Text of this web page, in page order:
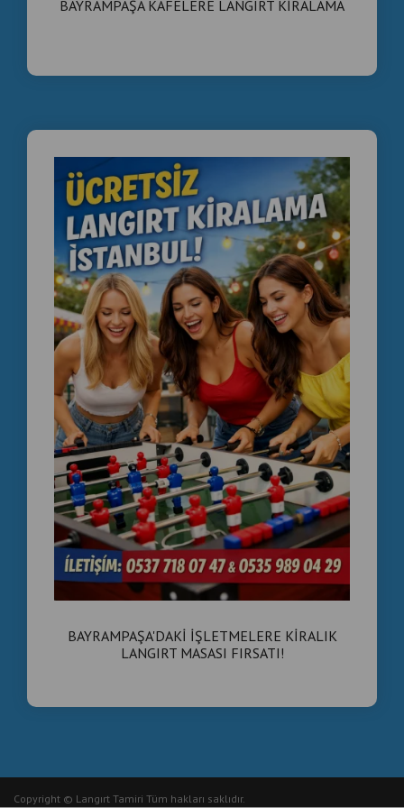
langırt kiralama, etkinlik langırt kiralama,
BAYRAMPAŞA KAFELERE LANGIRT KİRALAMA
BAYRAMPAŞA'DAKİ İŞLETMELERE KİRALIK
LANGIRT MASASI FIRSATI!
Copyright © Langırt Tamiri Tüm hakları saklıdır.